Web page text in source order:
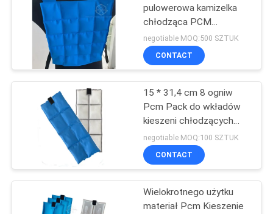
AKTUALNOŚCI
PRZYPADKI
SITEMAP
PRIVACY
pulowerowa kamizelka
chłodząca PCM
zapewniająca
wszechstronność
użytkowania
negotiable MOQ:500 SZTUK
CONTACT
15 * 31,4 cm 8 ogniw
Pcm Pack do wkładów
kieszeni chłodzących
kamizelki
negotiable MOQ:100 SZTUK
CONTACT
Wielokrotnego użytku
materiał Pcm Kieszenie